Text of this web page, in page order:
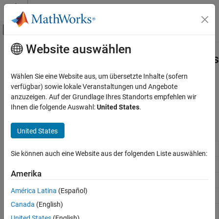
Weiter zum Inhalt
Umschaltung für Off-Canvas-
Startseite der Dokumentation
MATLAB Report Generator
Report Generator Development
Content Generation
Kategorie
Figures, Tables, and Captions
Paragraphs, Text Strings, and Numbers
Images, Figures, Axes, Equations, MATLAB
Code, and MATLAB Variables
Tables
Hauptinhalt
Document Parts and Embedded Files
Add preformatted report blocks and text
Use the DOM API to include document parts and embed files in a
document.
Classes
mlreportgen.dom.OPCPart
mlreportgen.dom.CoreProperties
Website auswählen
Wählen Sie eine Website aus, um übersetzte Inhalte (sofern
verfügbar) sowie lokale Veranstaltungen und Angebote
anzuzeigen. Auf der Grundlage Ihres Standorts empfehlen wir
Ihnen die folgende Auswahl:United States.
United States
Sie können auch eine Website aus der folgenden Liste auswählen:
Amerika
América Latina (Español)
Canada (English)